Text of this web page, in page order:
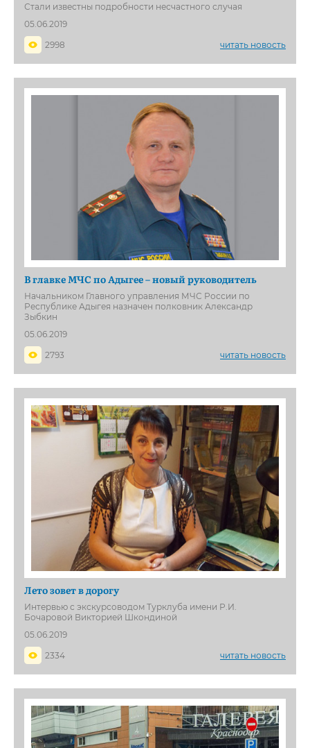
Стали известны подробности несчастного случая
05.06.2019
2998
читать новость
В главке МЧС по Адыгее – новый руководитель
Начальником Главного управления МЧС России по
Республике Адыгея назначен полковник Александр
Зыбкин
05.06.2019
2793
читать новость
Лето зовет в дорогу
Интервью с экскурсоводом Турклуба имени Р.И.
Бочаровой Викторией Шкондиной
05.06.2019
2334
читать новость